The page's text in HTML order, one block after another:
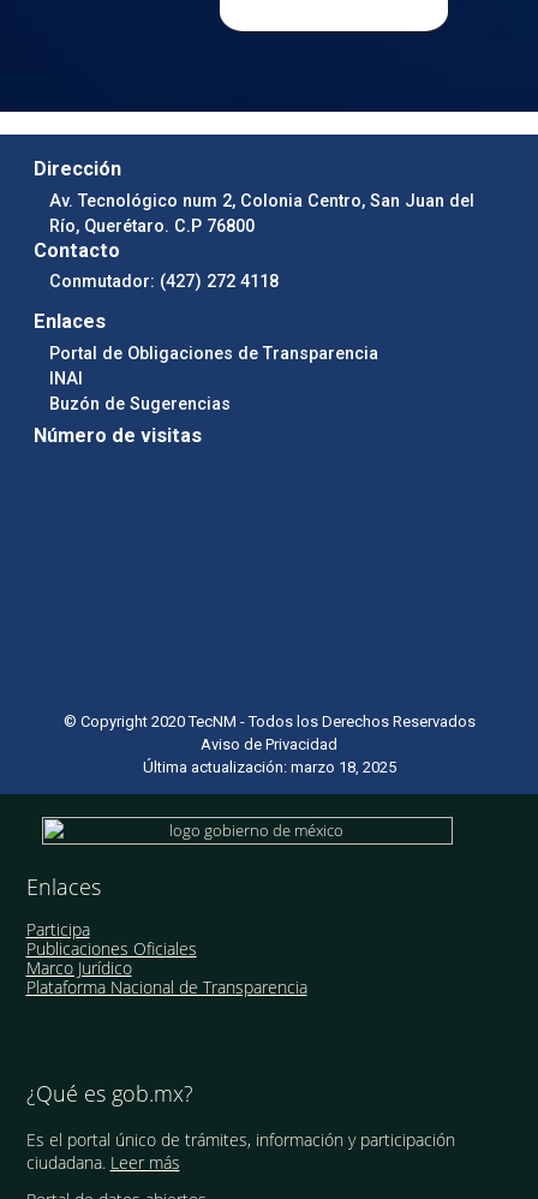
Dirección
Av. Tecnológico num 2, Colonia Centro, San Juan del
Río, Querétaro. C.P 76800
Contacto
Conmutador: (427) 272 4118
Enlaces
Portal de Obligaciones de Transparencia
INAI
Buzón de Sugerencias
Número de visitas
© Copyright 2020 TecNM - Todos los Derechos Reservados
Aviso de Privacidad
Última actualización: marzo 18, 2025
Enlaces
Participa
Publicaciones Oficiales
Marco Jurídico
Plataforma Nacional de Transparencia
¿Qué es gob.mx?
Es el portal único de trámites, información y participación
ciudadana. Leer más